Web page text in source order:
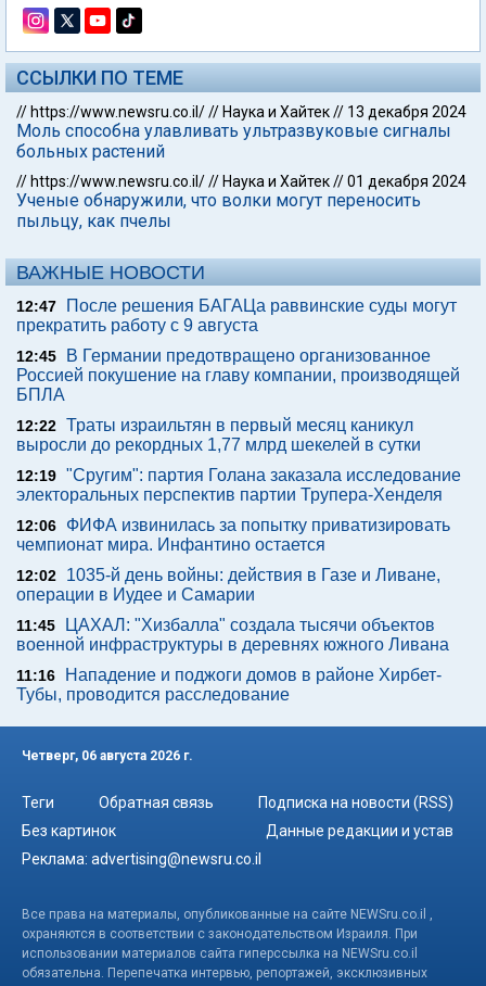
ССЫЛКИ ПО ТЕМЕ
// https://www.newsru.co.il/// Наука и Хайтек// 13 декабря 2024
Моль способна улавливать ультразвуковые сигналы
больных растений
// https://www.newsru.co.il/// Наука и Хайтек//01 декабря 2024
Ученые обнаружили, что волки могут переносить
пыльцу, как пчелы
ВАЖНЫЕ НОВОСТИ
12:47
После решения БАГАЦа раввинские суды могут
прекратить работу с 9 августа
12:45
В Германии предотвращено организованное
Россией покушение на главу компании, производящей
БПЛА
12:22 Траты израильтян в первый месяц каникул
выросли до рекордных 1,77 млрд шекелей в сутки
12:19 "Сругим": партия Голана заказала исследование
электоральных перспектив партии Трупера-Хенделя
12:06
ФИФА извинилась за попытку приватизировать
чемпионат мира. Инфантино остается
12:02
1035-й день войны: действия в Газе и Ливане,
операции в Иудее и Самарии
11:45
ЦАХАЛ: "Хизбалла" создала тысячи объектов
военной инфраструктуры в деревнях южного Ливана
11:16
Нападение и поджоги домов в районе Хирбет-
Тубы, проводится расследование
Четверг, 06 августа 2026 г.
Теги Обратная связь
Подписка на новости (RSS)
Без картинок
Данные редакции и устав
Реклама: advertising@newsru.co.il
Все права на материалы, опубликованные на сайте NEWSru.co.il ,
охраняются в соответствии с законодательством Израиля. При
использовании материалов сайта гиперссылка на NEWSru.co.il
обязательна. Перепечатка интервью, репортажей, эксклюзивных